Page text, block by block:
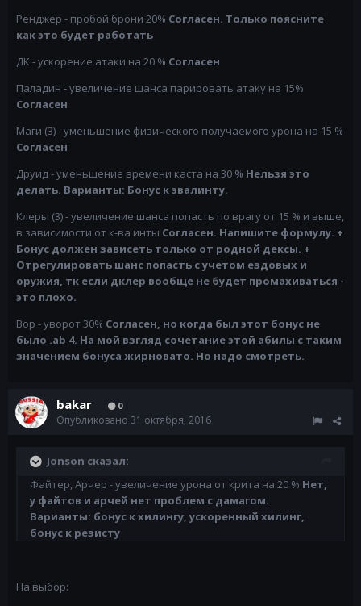
Ренджер - пробой брони 20% Согласен. Только поясните
как это будет работать
ДК - ускорение атаки на 20 % Согласен
Паладин - увеличение шанса парировать атаку на 15%
Согласен
Маги (3) - уменьшение физического получаемого урона на 15 %
Согласен
Друид - уменьшение времени каста на 30 % Нельзя это
делать. Варианты: Бонус к эвалинту.
Клеры (3) - увеличение шанса попасть по врагу от 15 % и выше,
в зависимости от к-ва инты Согласен. Напишите формулу. +
Бонус должен зависеть только от родной дексы. +
Отрегулировать шанс попасть с учетом ездовых и
оружия, тк если дклер вообще не будет промахиваться -
это плохо.
Вор - уворот 30% Согласен, но когда был этот бонус не
было .ab 4. На мой взгляд сочетание этой абилы с таким
значением бонуса жирновато. Но надо смотреть.
bakar 0
Опубликовано 31 октября, 2016
Jonson сказал:
Файтер, Арчер - увеличение урона от крита на 20 % Нет,
у файтов и арчей нет проблем с дамагом.
Варианты: бонус к хилингу, ускоренный хилинг,
бонус к резисту
На выбор: